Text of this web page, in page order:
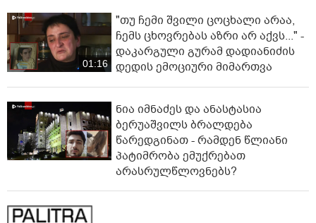
01:16
"თუ ჩემი შვილი ცოცხალი არაა,
ჩემს ცხოვრებას აზრი არ აქვს..." -
დაკარგული გურამ დადიანიძის
დედის ემოციური მიმართვა
ნია იმნაძეს და ანასტასია
ბერუაშვილს ბრალდება
წარედგინათ - რამდენ წლიანი
პატიმრობა ემუქრებათ
არასრულწლოვნებს?